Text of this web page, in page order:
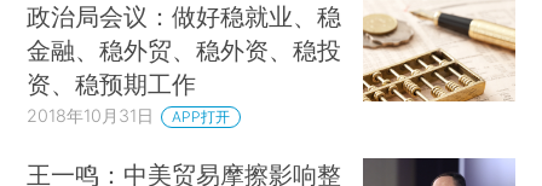
政治局会议：做好稳就业、稳
金融、稳外贸、稳外资、稳投
资、稳预期工作
2018年10月31日 APP打开
王一鸣：中美贸易摩擦影响整